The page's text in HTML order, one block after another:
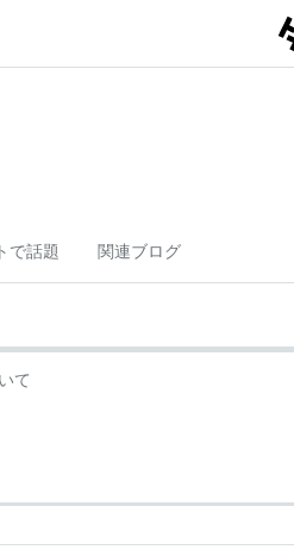
で話題 関連ブログ
て